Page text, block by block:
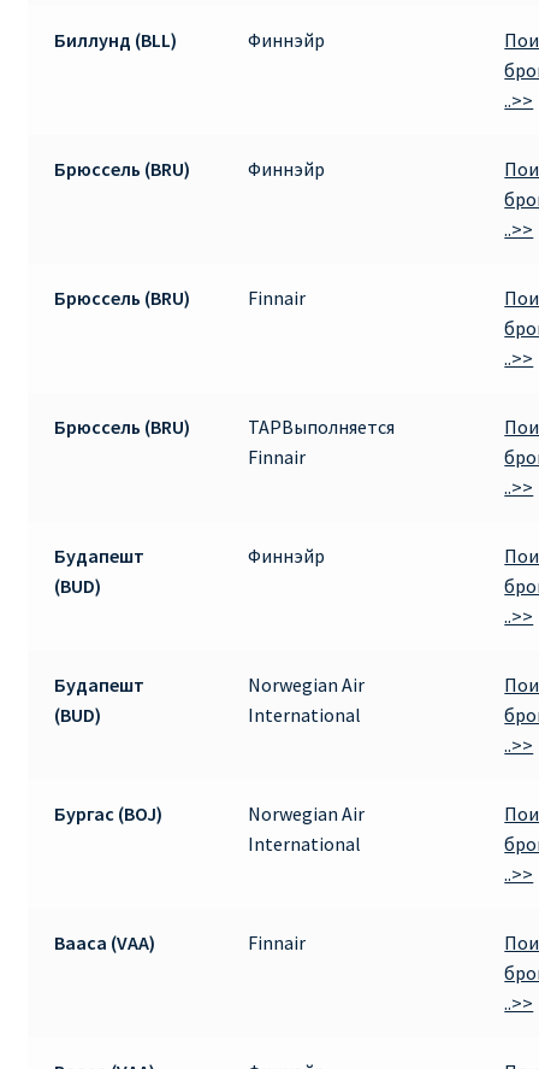
Биллунд (BLL) Финнэйр
..>>
Брюссель (BRU) Финнэйр
..>>
Брюссель (BRU) Finnair
..>>
Брюссель (BRU)
TAPВыполняется
Finnair
..>>
Будапешт
(BUD)
Финнэйр
..>>
Будапешт
(BUD)
Norwegian Air
International
..>>
Бургас (BOJ)
Norwegian Air
International
..>>
Вааса (VAA) Finnair
..>>